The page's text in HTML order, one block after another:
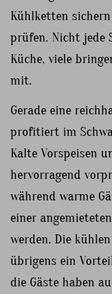
Kühlketten
prüfen. Nicht jede
Küche, viele
mit.
Gerade eine
profitiert im
Kalte Vorspeisen
hervorragend
während warme
einer
werden. Die
übrigens ein
die Gäste haben